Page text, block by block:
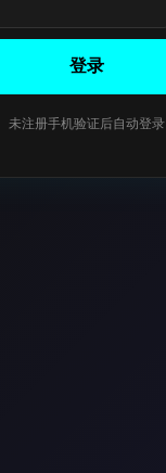
登录
未注册手机验证后自动登录